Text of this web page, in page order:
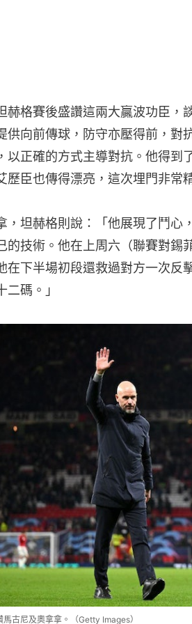
赫格賽後盛讚這兩大贏波功臣，
供向前傳球，防守亦壓得前，對
以正確的方式主導對抗。他得到
歷臣也傳得漂亮，這次埋門非常
，坦赫格則說：「他展現了鬥心
的技術。他在上周六（聯賽對錫
在下半場初段還救過對方一次反
二碼。」
古尼及奧拿拿。（Getty Images）